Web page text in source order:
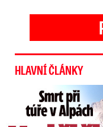
HLAVNÍ ČLÁNKY
Smrt Češky (†14) v